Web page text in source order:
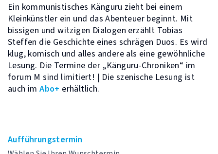
Ein kommunistisches Känguru zieht bei einem
Kleinkünstler ein und das Abenteuer beginnt. Mit
bissigen und witzigen Dialogen erzählt Tobias
Steffen die Geschichte eines schrägen Duos. Es wird
klug, komisch und alles andere als eine gewöhnliche
Lesung. Die Termine der „Känguru-Chroniken“ im
forum M sind limitiert! | Die szenische Lesung ist
auch imAbo+ erhältlich.
Aufführungstermin